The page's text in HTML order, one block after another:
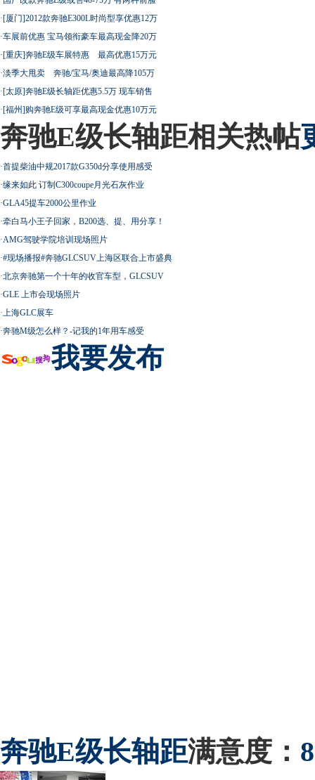
·[厦门]2012款奔驰E300L时尚型享优惠12万
·车展前优惠 宝马领衔豪车最高现金降20万
·[重庆]奔驰E级车展特惠 最高优惠15万元
·淡季大甩卖 奔驰/宝马/奥迪最高降105万
·[太原]奔驰E级长轴距优惠5.5万 现车销售
·[福州]购奔驰E级可享最高现金优惠10万元
奔驰E级长轴距相关热帖
·首提柴油中规2017款G350d分享使用感受
·缘来如此 订制C300coupe月光石灰作业
·GLA45提车2000公里作业
·牵白马小王子回家，B200选、提、用分享！
·AMG驾驶学院培训现场照片
·#现场播报#奔驰GLCSUV上海区联合上市盛典
·北京奔驰第一个十年的收官车型，GLCSUV
·GLE 上市会现场照片
· 上海GLC展车
·奔驰M级怎么样？-记我的1年用车感受
我要发布
奔驰E级长轴距满意度：